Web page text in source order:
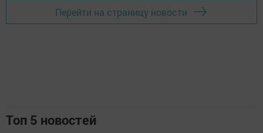
Перейти на страницу новости
Топ 5 новостей